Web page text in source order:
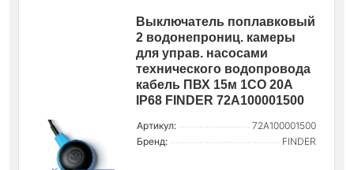
Выключатель поплавковый
2 водонепрониц. камеры
для управ. насосами
технического водопровода
кабель ПВХ 15м 1CO 20А
IP68 FINDER 72A100001500
Артикул:
72A100001500
Бренд:
FINDER